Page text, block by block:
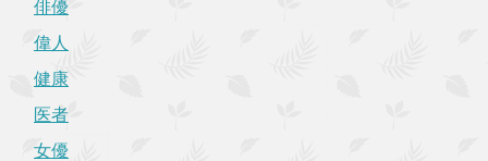
俳優
偉人
健康
医者
女優